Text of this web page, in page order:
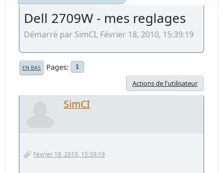
Dell 2709W - mes reglages
Démarré par SimCI, Février 18, 2010, 15:39:19
EN BAS Pages 1
Actions de l'utilisateur
SimCI
Février 18, 2010, 15:39:19